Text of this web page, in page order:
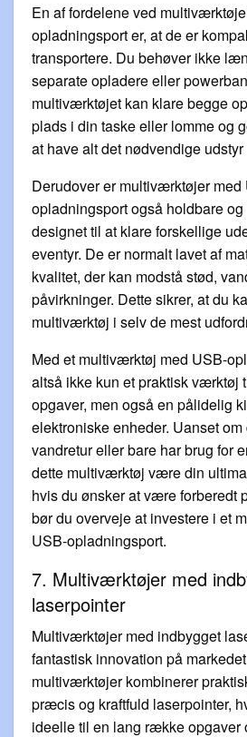
En af fordelene ved
opladningsport er, at de er
transportere. Du behøver ikke
separate opladere eller
multiværktøjet kan klare begge
plads i din taske eller lomme og
at have alt det nødvendige
Derudover er multiværktøjer med
opladningsport også holdbare
designet til at klare forskellige
eventyr. De er normalt lavet af
kvalitet, der kan modstå stød,
påvirkninger. Dette sikrer, at du
multiværktøj i selv de mest
Med et multiværktøj med USB-
altså ikke kun et praktisk værktøj
opgaver, men også en pålidelig
elektroniske enheder. Uanset
vandretur eller bare har brug for
dette multiværktøj være din
hvis du ønsker at være forberedt
bør du overveje at investere i et
USB-opladningsport.
7. Multiværktøjer med
laserpointer
Multiværktøjer med indbygget
fantastisk innovation på
multiværktøjer kombinerer
præcis og kraftfuld laserpointer,
ideelle til en lang række opgaver